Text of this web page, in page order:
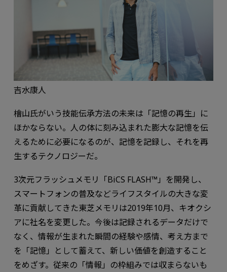
吉水康人
檜山氏がいう技能伝承方法の未来は「記憶の再生」に
ほかならない。人の体に刻み込まれた膨大な記憶を伝
えるために必要になるのが、記憶を記録し、それを再
生するテクノロジーだ。
3次元フラッシュメモリ「BiCS FLASH™」を開発し、
スマートフォンの普及などライフスタイルの大きな変
革に貢献してきた東芝メモリは2019年10月、キオクシ
アに社名を変更した。今後は記録されるデータだけで
なく、情報が生まれた瞬間の経験や感情、考え方まで
を「記憶」として蓄えて、新しい価値を創造すること
をめざす。従来の「情報」の枠組みでは収まらないも